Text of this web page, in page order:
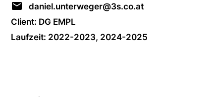
daniel.unterweger@3s.co.at
Client: DG EMPL
Laufzeit: 2022-2023, 2024-2025